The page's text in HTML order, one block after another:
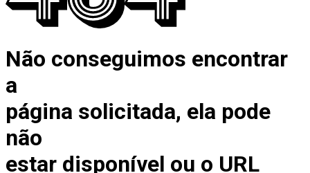
Não conseguimos encontrar
a
página solicitada, ela pode
não
estar disponível ou o URL